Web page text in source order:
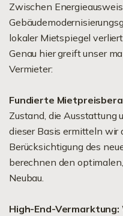
Zwischen
lokaler Mietspiegel
Genau hier greift unser
Vermieter:
Fundierte
Zustand, die Ausstattung
dieser Basis ermitteln wir
Berücksichtigung des
berechnen den
Neubau.
High-End-Vermarktung: